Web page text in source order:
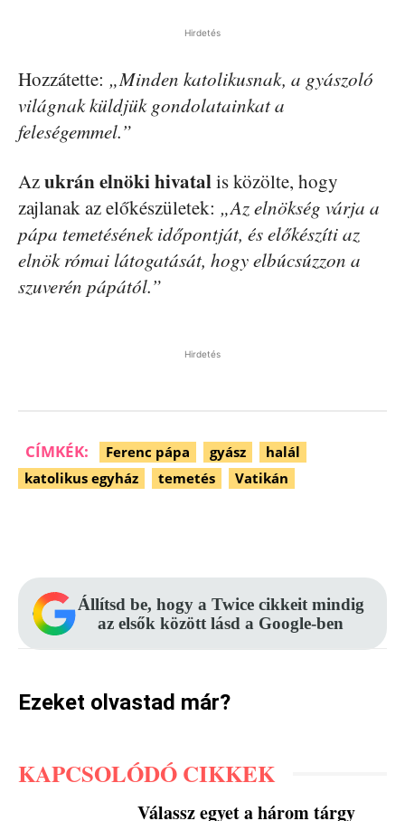
Hirdetés
Hozzátette: „Minden katolikusnak, a gyászoló
világnak küldjük gondolatainkat a
feleségemmel.”
Azukrán elnöki hivatalis közölte, hogy
zajlanak az előkészületek: „Az elnökség várja a
pápa temetésének időpontját, és előkészíti az
elnök római látogatását, hogy elbúcsúzzon a
szuverén pápától.”
Hirdetés
CÍMKÉK: Ferenc pápa gyász
halál
katolikus egyház
temetés Vatikán
Állítsd be, hogy a Twice cikkeit mindig
az elsők között lásd a Google-ben
Ezeket olvastad már?
KAPCSOLÓDÓ CIKKEK
Válassz egyet a három tárgy